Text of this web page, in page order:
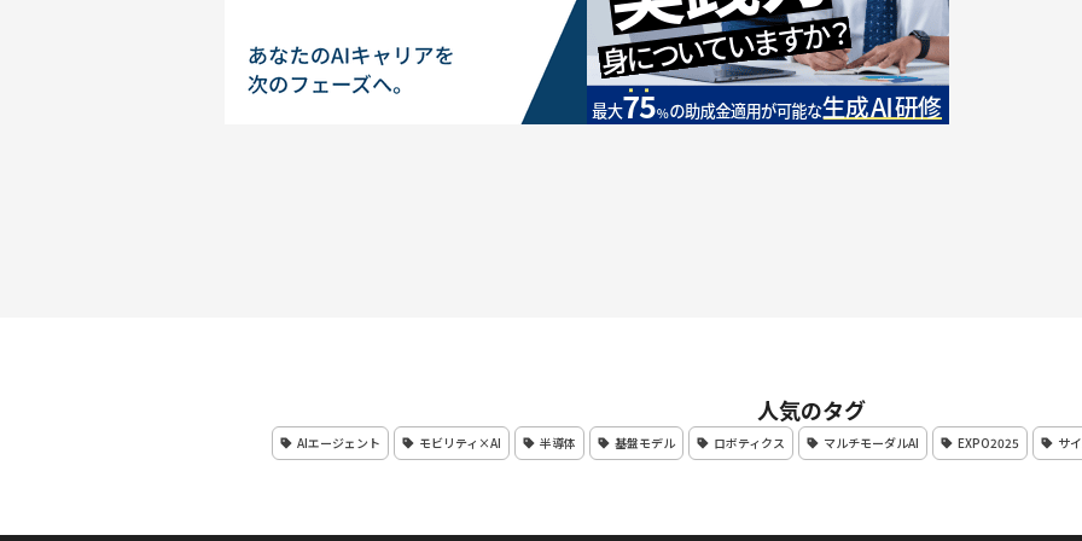
人気のタグ
AIエージェント モビリティ×AI 半導体 基盤モデル ロボティクス マルチモーダルAI EXPO2025 サ